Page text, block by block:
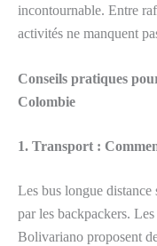
incontournable. Entre
activités ne manquent
Conseils pratiques
Colombie
1. Transport :
Les bus longue
par les backpackers.
Bolivariano proposent